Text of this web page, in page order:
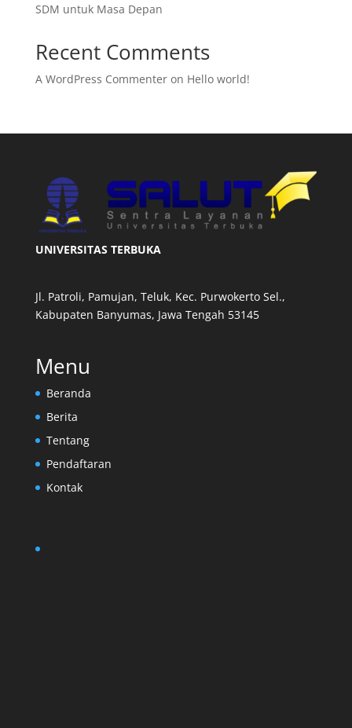
SDM untuk Masa Depan
Recent Comments
A WordPress Commenteron Hello world!
UNIVERSITAS TERBUKA
Jl. Patroli, Pamujan, Teluk, Kec. Purwokerto Sel.,
Kabupaten Banyumas, Jawa Tengah 53145
Menu
Beranda
Berita
Tentang
Pendaftaran
Kontak